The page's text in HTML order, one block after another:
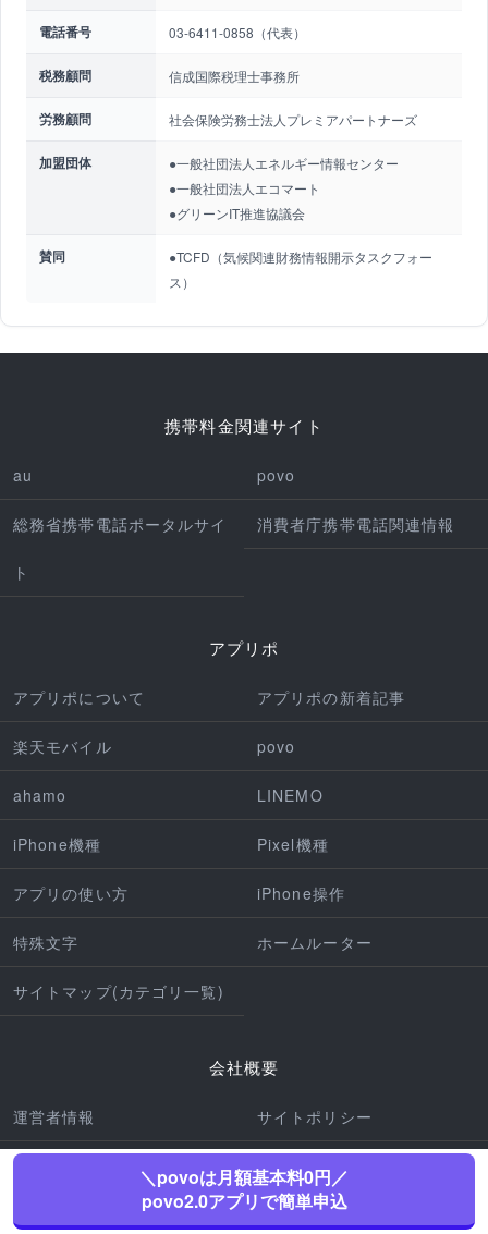
電話番号 03-6411-0858（代表）
税務顧問 信成国際税理士事務所
労務顧問 社会保険労務士法人プレミアパートナーズ
加盟団体
●一般社団法人エネルギー情報センター
●一般社団法人エコマート
●グリーンIT推進協議会
賛同
●TCFD（気候関連財務情報開示タスクフォー
ス）
携帯料金関連サイト
au povo
総務省携帯電話ポータルサイ
ト
消費者庁携帯電話関連情報
アプリポ
アプリポについて アプリポの新着記事
楽天モバイル povo
ahamo LINEMO
iPhone機種 Pixel機種
アプリの使い方 iPhone操作
特殊文字 ホームルーター
サイトマップ(カテゴリ一覧)
会社概要
運営者情報 サイトポリシー
編集ポリシー プライバシーポリシー
利用規約
＼povoは月額基本料0円／
povo2.0アプリで簡単申込